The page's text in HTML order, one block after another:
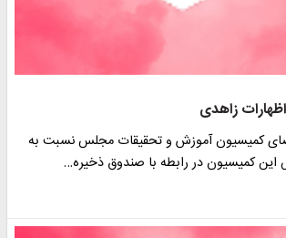
زاهدی
کمیسیون آموزش و تحقیقات مجلس نسبت به
کمیسیون در رابطه با صندوق ذخیره…